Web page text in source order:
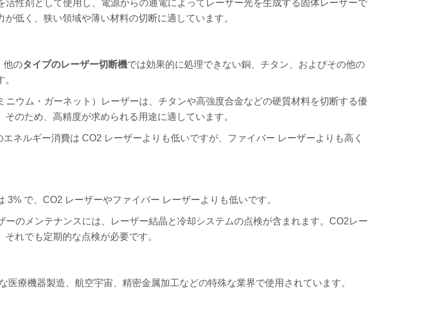
活性剤として使用し、電源からの通電によってレーザー光を生成する固体レーザーで
低く、狭い領域や薄い材料の切断に適しています。
他のタイプのレーザー切断機では効果的に処理できない銅、チタン、およびその他の
ニウム・ガーネット）レーザーは、チタンや高強度合金などの硬質材料を切断する優
のため、高精度が求められる用途に適しています。
ネルギー消費は CO2 レーザーよりも低いですが、ファイバー レーザーよりも高く
3% で、CO2 レーザーやファイバー レーザーよりも低いです。
ーのメンテナンスには、レーザー結晶と冷却システムの点検が含まれます。CO2レー
れでも定期的な点検が必要です。
医療機器製造、航空宇宙、精密金属加工などの特殊な業界で使用されています。